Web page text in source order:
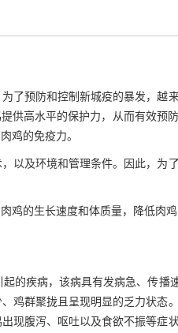
了预防和控制新城疫的暴发，越
供高水平的保护力，从而有效预
鸡的免疫力。
以及环境和管理条件。因此，为
的生长速度和体质量，降低肉
的疾病，该病具有发病急、传播
鸡群聚拢且呈现明显的乏力状态
现腹泻、呕吐以及食欲不振等症